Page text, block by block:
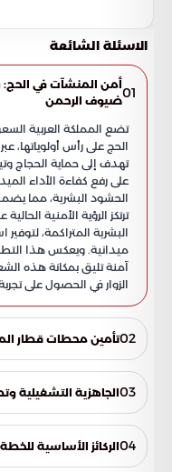
الاسئلة الشائعة
01أمن المنشآت في
ضيوف الرحمن
تضع المملكة العربية
الحج على رأس أولوياتها،
تهدف إلى حماية الحجاج
على رفع كفاءة الأداء
الحشود البشرية، مما
ترتكز الرؤية الأمنية
البشرية المتراكمة،
ميدانية. ويعكس هذا
آمنة تليق بمكانة هذه
الزوار في الحصول على
02تأمين محطات قطار
تمثل محطات قطار
كونها الشريان الرئيسي
القوات الأمنية في هذا
هذه التدابير في تقليل
للمحطات، مما يتيح
03الجاهزية التشغيلية
حققت قوات أمن المنشآت
البشرية والفنية، مستندة
الافتراضي للميدان. هذا
04الركائز الأساسية